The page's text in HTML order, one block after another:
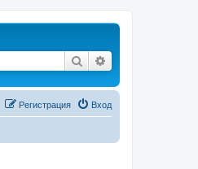
Поиск
Вход
Регистрация